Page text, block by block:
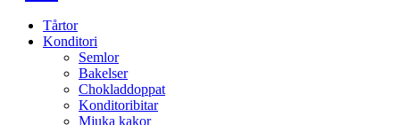
Tårtor
Konditori
Semlor
Bakelser
Chokladdoppat
Konditoribitar
Mjuka kakor